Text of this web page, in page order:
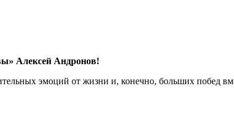
Алексей Андронов!
эмоций от жизни и, конечно, больших побед